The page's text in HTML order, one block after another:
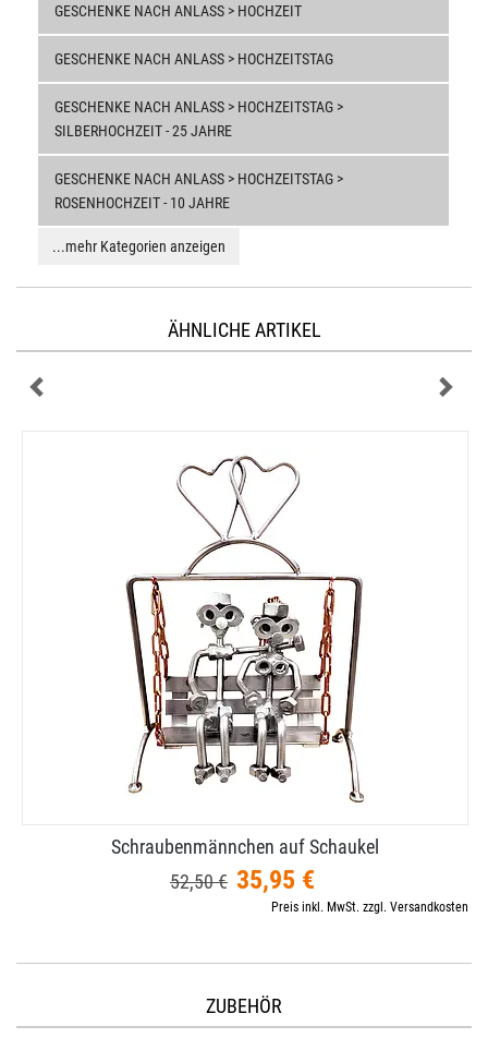
GESCHENKE NACH ANLASS > HOCHZEIT
GESCHENKE NACH ANLASS > HOCHZEITSTAG
GESCHENKE NACH ANLASS > HOCHZEITSTAG >
SILBERHOCHZEIT - 25 JAHRE
GESCHENKE NACH ANLASS > HOCHZEITSTAG >
ROSENHOCHZEIT - 10 JAHRE
...mehr Kategorien anzeigen
ÄHNLICHE ARTIKEL
Schraubenmännchen auf Schaukel
52,50 € 35,95 €
Preis inkl. MwSt. zzgl. Versandkosten
ZUBEHÖR